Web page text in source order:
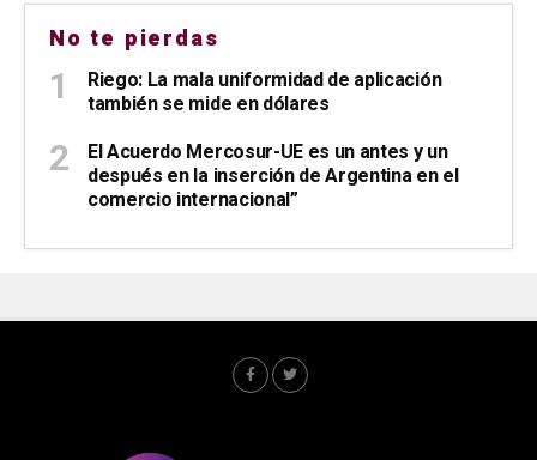
No te pierdas
Riego: La mala uniformidad de aplicación
también se mide en dólares
El Acuerdo Mercosur-UE es un antes y un
después en la inserción de Argentina en el
comercio internacional”